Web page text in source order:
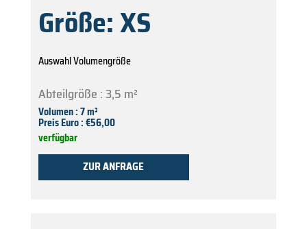
Größe: XS
Auswahl Volumengröße
Abteilgröße : 3,5 m²
Volumen : 7m³
Preis Euro : €56,00
verfügbar
ZUR ANFRAGE